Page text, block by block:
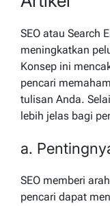
SEO atau Search
meningkatkan
Konsep ini
pencari
tulisan Anda.
lebih jelas bagi
a.
SEO memberi
pencari dapat